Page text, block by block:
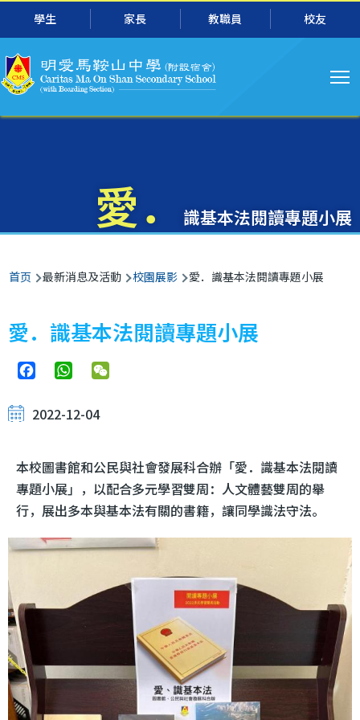
跳转到主要内容
學生 家長 教職員 校友
导
航
愛． 識基本法閱讀專題小展
面
包
屑
首页 最新消息及活動 校園展影 愛．識基本法閱讀專題小展
愛．識基本法閱讀專題小展
FacebookWhatsApp
2022-12-04
本校圖書館和公民與社會發展科合辦「愛．識基本法閱讀
專題小展」，以配合多元學習雙周：人文體藝雙周的舉
行，展出多本與基本法有關的書籍，讓同學識法守法。